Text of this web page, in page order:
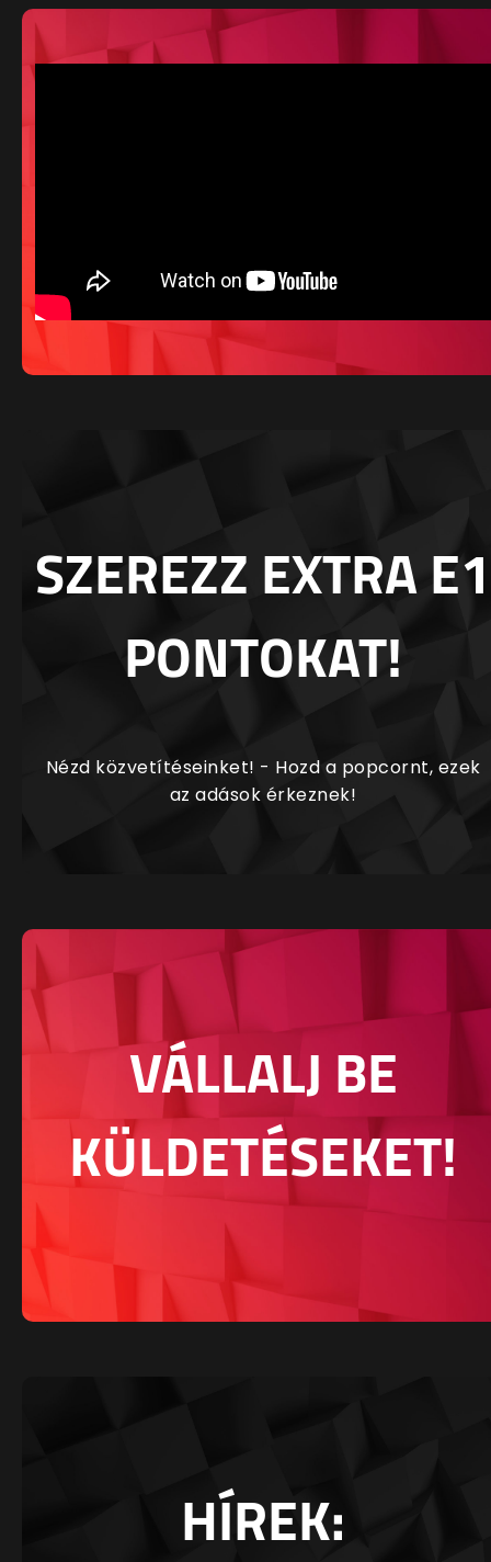
SZEREZZ EXTRA E1
PONTOKAT!
Nézd közvetítéseinket! - Hozd a popcornt, ezek
az adások érkeznek!
VÁLLALJ BE
KÜLDETÉSEKET!
HÍREK: